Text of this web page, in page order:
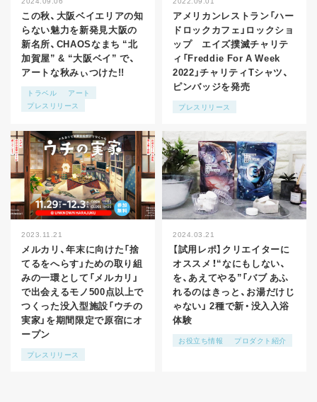
この秋、大阪ベイエリアの知
らない魅力を新発見大阪の
新名所、CHAOSなまち “北
加賀屋” & “大阪ベイ” で、
アートな秋みぃつけた!!
トラベル
アート
プレスリリース
アメリカンレストラン「ハー
ドロックカフェ」ロックショ
ップ エイズ撲滅チャリテ
ィ「Freddie For A Week
2022」チャリティTシャツ、
ピンバッジを発売
プレスリリース
2023.11.21
メルカリ、年末に向けた「捨
てるをへらす」ための取り組
みの一環として「メルカリ」
で出会えるモノ500点以上で
つくった没入型施設「ウチの
実家」を期間限定で原宿にオ
ープン
プレスリリース
2024.03.21
【試用レポ】クリエイターに
オススメ！“なにもしない、
を、あえてやる”「バブ あふ
れるのはきっと、お湯だけじ
ゃない」 2種で新・没入入浴
体験
お役立ち情報 プロダクト紹介